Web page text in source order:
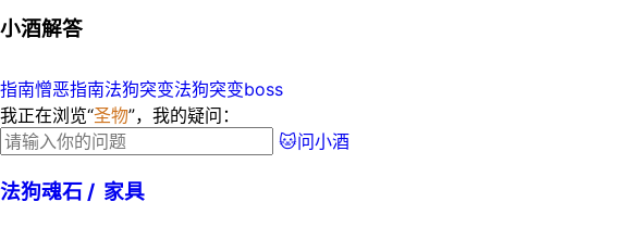
小酒解答
指南憎恶指南法狗突变法狗突变boss
我正在浏览“圣物”，我的疑问：
🐱问小酒
法狗魂石 / 家具